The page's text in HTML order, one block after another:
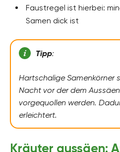
Faustregel ist hierbei:
Samen dick ist
Tipp:
Hartschalige Samenkörner
Nacht vor der dem
vorgequollen werden.
erleichtert.
Kräuter aussäen: